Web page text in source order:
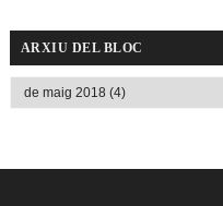
ARXIU DEL BLOC